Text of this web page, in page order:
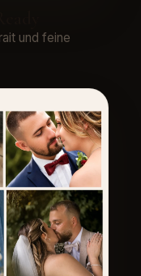
und feine